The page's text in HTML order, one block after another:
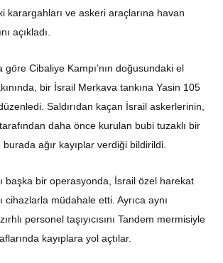
karargahları ve askeri araçlarına havan
açıkladı.
göre Cibaliye Kampı’nın doğusundaki el
bir İsrail Merkava tankına Yasin 105
Saldırıdan kaçan İsrail askerlerinin,
daha önce kurulan bubi tuzaklı bir
burada ağır kayıplar verdiği bildirildi.
başka bir operasyonda, İsrail özel harekat
cihazlarla müdahale etti. Ayrıca aynı
personel taşıyıcısını Tandem mermisiyle
kayıplara yol açtılar.